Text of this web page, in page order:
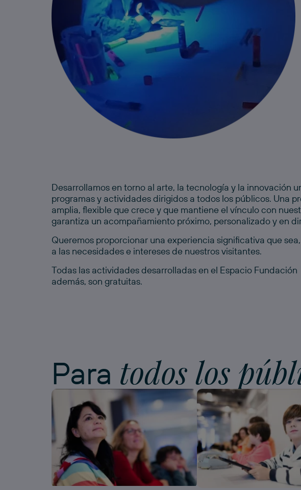
Desarrollamos en torno al arte, la tecnología y la innovación
programas y actividades dirigidos a todos los públicos. Una
amplia, flexible que crece y que mantiene el vínculo con
garantiza un acompañamiento próximo, personalizado y en
Queremos proporcionar una experiencia significativa que
a las necesidades e intereses de nuestros visitantes.
Todas las actividades desarrolladas en el Espacio
además, son gratuitas.
Para todos los